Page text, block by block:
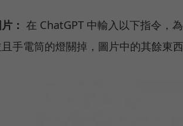
： 在 ChatGPT 中輸入以下指令，
手電筒的燈關掉，圖片中的其餘東西